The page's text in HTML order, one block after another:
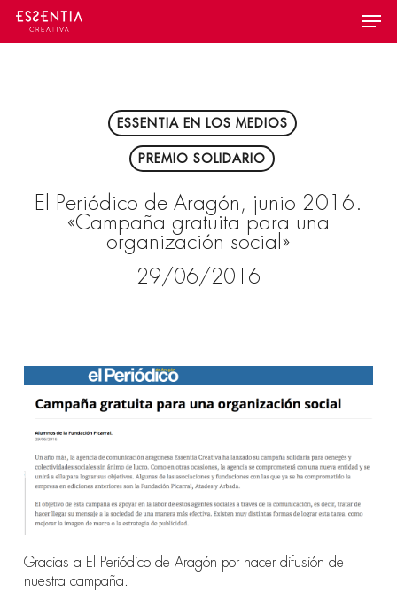
Skip
main
Menu
ESSENTIA EN LOS MEDIOS
PREMIO SOLIDARIO
El Periódico de Aragón, junio 2016.
«Campaña gratuita para una
organización social»
29/06/2016
Gracias a El Periódico de Aragón por hacer difusión de
nuestra campaña.